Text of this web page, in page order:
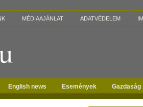
MÉDIAAJÁNLAT ADATVÉDELEM
English news Események Gazdaság